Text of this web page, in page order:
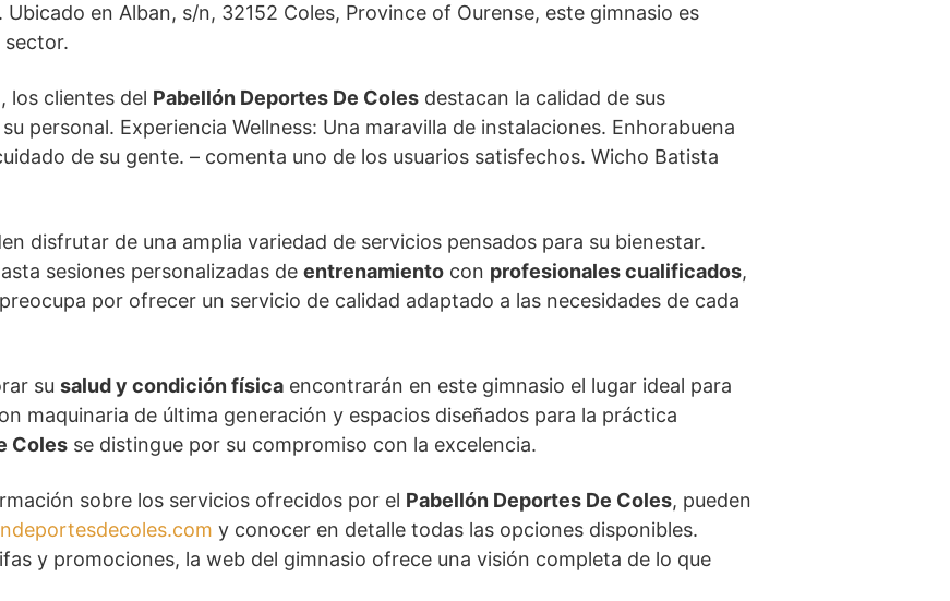
en Alban, s/n, 32152 Coles, Province of Ourense, este gimnasio es
sector.
, los clientes del Pabellón Deportes De Coles destacan la calidad de sus
personal. Experiencia Wellness: Una maravilla de instalaciones. Enhorabuena
de su gente. – comenta uno de los usuarios satisfechos. Wicho Batista
disfrutar de una amplia variedad de servicios pensados para su bienestar.
sesiones personalizadas de entrenamiento con profesionales cualificados,
por ofrecer un servicio de calidad adaptado a las necesidades de cada
su salud y condición física encontrarán en este gimnasio el lugar ideal para
maquinaria de última generación y espacios diseñados para la práctica
Coles se distingue por su compromiso con la excelencia.
sobre los servicios ofrecidos por el Pabellón Deportes De Coles, pueden
y conocer en detalle todas las opciones disponibles.
y promociones, la web del gimnasio ofrece una visión completa de lo que